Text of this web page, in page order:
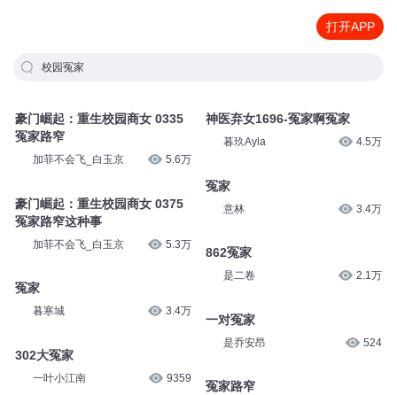
打开APP
校园冤家
豪门崛起：重生校园商女 0335
冤家路窄
加菲不会飞_白玉京 5.6万
豪门崛起：重生校园商女 0375
冤家路窄这种事
加菲不会飞_白玉京 5.3万
冤家
暮寒城 3.4万
302大冤家
一叶小江南 9359
神医弃女1696-冤家啊冤家
暮玖Ayla 4.5万
冤家
意林 3.4万
862冤家
是二卷 2.1万
一对冤家
是乔安昂 524
冤家路窄